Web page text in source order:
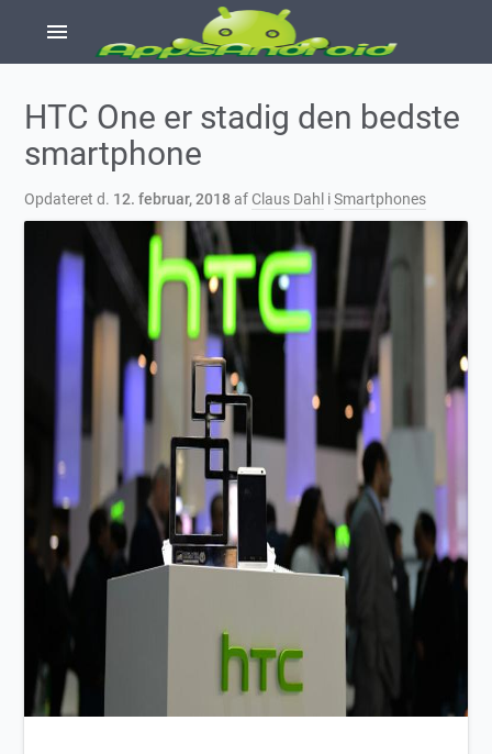
menu
HTC One er stadig den bedste
smartphone
Opdateret d. 12. februar, 2018 af Claus Dahl iSmartphones